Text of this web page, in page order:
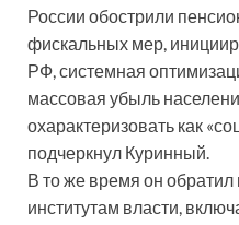
России обострили
фискальных мер,
РФ, системная
массовая убыль
охарактеризовать как
подчеркнул Куринный.
В то же время он
институтам власти,